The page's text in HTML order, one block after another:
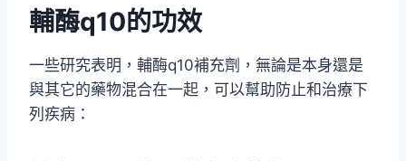
輔酶q10的功效
一些研究表明，輔酶q10補充劑，無論是本身還是
與其它的藥物混合在一起，可以幫助防止和治療下
列疾病：